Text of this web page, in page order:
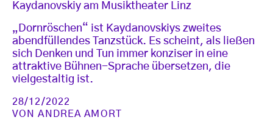
Kaydanovskiy am Musiktheater Linz
„Dornröschen“ ist Kaydanovskiys zweites
abendfüllendes Tanzstück. Es scheint, als ließen
sich Denken und Tun immer konziser in eine
attraktive Bühnen-Sprache übersetzen, die
vielgestaltig ist.
28/12/2022
VONANDREA AMORT